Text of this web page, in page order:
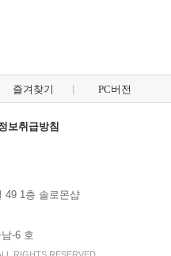
즐겨찾기 PC버전
보취급방침
49 1층 솔로몬샵
-6 호